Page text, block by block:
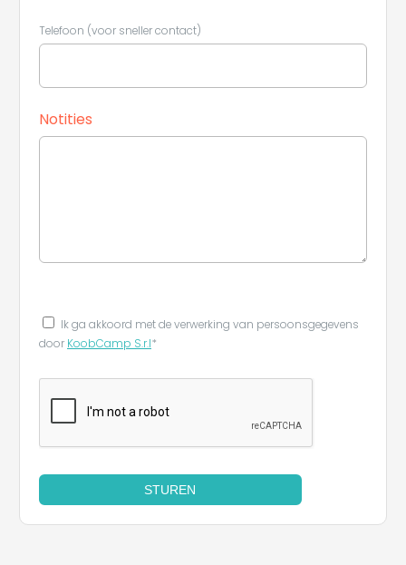
Telefoon (voor sneller contact)
Notities
Ik ga akkoord met de verwerking van persoonsgegevens
door KoobCamp S.r.l*
STUREN